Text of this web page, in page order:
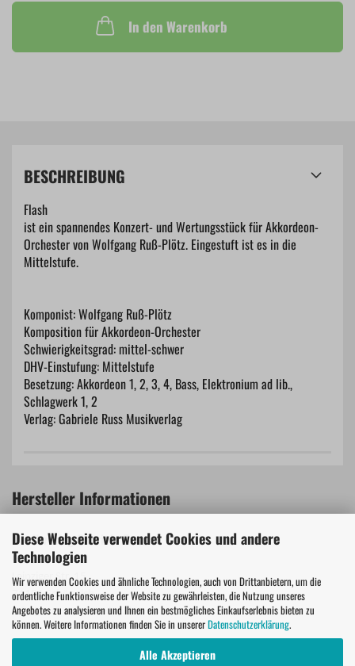
Diese Webseite verwendet Cookies und andere
Technologien
Wir verwenden Cookies und ähnliche Technologien, auch von Drittanbietern, um die
ordentliche Funktionsweise der Website zu gewährleisten, die Nutzung unseres
Angebotes zu analysieren und Ihnen ein bestmögliches Einkaufserlebnis bieten zu
können. Weitere Informationen finden Sie in unsererDatenschutzerklärung.
Alle Akzeptieren
In den Warenkorb
BESCHREIBUNG
Flash
ist ein spannendes Konzert- und Wertungsstück für Akkordeon-
Orchester von Wolfgang Ruß-Plötz. Eingestuft ist es in die
Mittelstufe.
Komponist: Wolfgang Ruß-Plötz
Komposition für Akkordeon-Orchester
Schwierigkeitsgrad: mittel-schwer
DHV-Einstufung: Mittelstufe
Besetzung: Akkordeon 1, 2, 3, 4, Bass, Elektronium ad lib.,
Schlagwerk 1, 2
Verlag: Gabriele Russ Musikverlag
Hersteller Informationen
Musikverlag Gabriele Russ
Gabriele Russ
Leipziger Str. 15
71101 Schönaich
info@russ-musikverlag.de